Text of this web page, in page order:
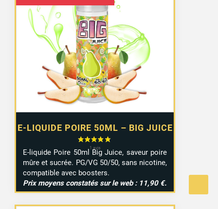
E-LIQUIDE POIRE 50ML – BIG JUICE
prix
initial
était :
12,90 €.
prix
actuel
est :
7,99 €.
E-liquide Poire 50ml Big Juice, saveur poire
mûre et sucrée. PG/VG 50/50, sans nicotine,
compatible avec boosters.
Prix moyens constatés sur le web : 11,90 €.